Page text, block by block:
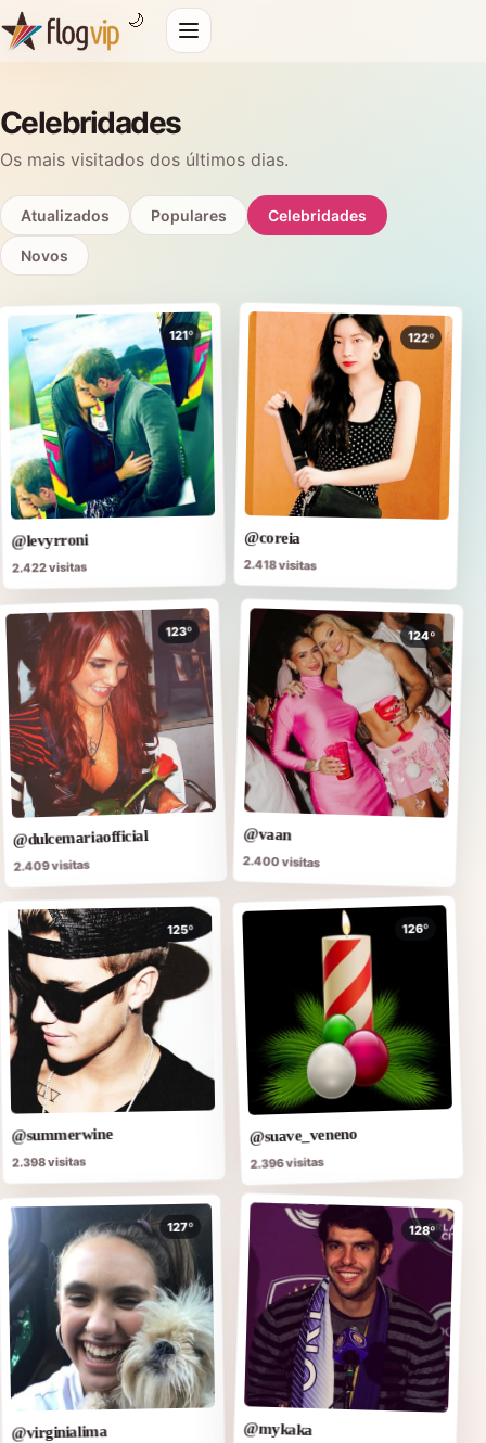
🌙
Celebridades
Os mais visitados dos últimos dias.
Atualizados Populares Celebridades
Novos
121º
@levyrroni
2.422 visitas
122º
@coreia
2.418 visitas
123º
@dulcemariaofficial
2.409 visitas
124º
@vaan
2.400 visitas
125º
@summerwine
2.398 visitas
126º
@suave_veneno
2.396 visitas
127º
@virginialima
128º
@mykaka